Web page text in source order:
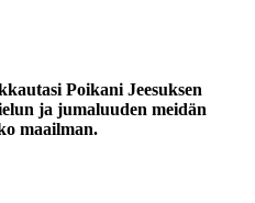
Poikani Jeesuksen
ja jumaluuden meidän
maailman.